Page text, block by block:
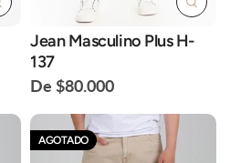
Jean Masculino Plus H-
137
De $80.000
AGOTADO